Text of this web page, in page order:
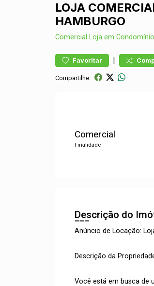
LOJA
HAMBURGO
Comercial Loja em Condomínio
Favoritar |
Compartilhe:
Comercial
Finalidade
Descrição do
Anúncio de Locação:
Descrição da
Você está em busca de